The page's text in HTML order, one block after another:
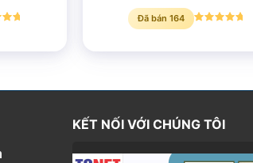
Đã bán 164
5 sao
KẾT NỐI VỚI CHÚNG TÔI